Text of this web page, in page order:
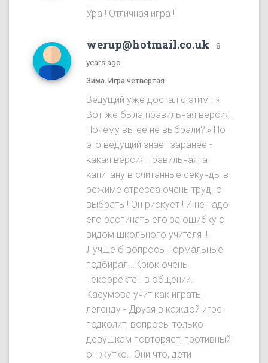
Ура ! Отличная игра !
werup@hotmail.co.uk · 8
years ago
Зима. Игра четвертая
Ведущий уже достал с этим : »
Вот же была правильная версия !
Почему вы ее не выбрали?!» Но
это ведущий знает заранее -
какая версия правильная, а
капитану в считанные секунды в
режиме стресса очень трудно
выбрать ! Он рискует ! И не надо
его распинать его за ошибку с
видом школьного учителя !!
Лучше б вопросы нормальные
подбирал...Крюк очень
некорректен в общении.
Касумова учит как играть,
легенду - Друзя в каждой игре
подколит, вопросы только
девушкам повторяет, противный
он жутко.. Они что, дети